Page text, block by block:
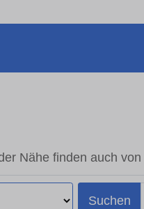
Nähe finden auch
Suchen